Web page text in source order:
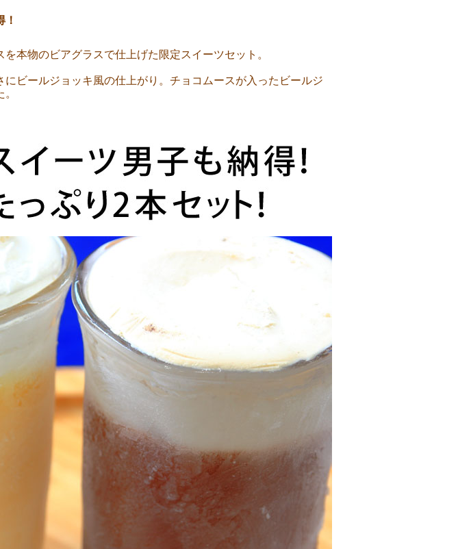
本物のビアグラスで仕上げた限定スイーツセット。
ビールジョッキ風の仕上がり。チョコムースが入ったビールジ